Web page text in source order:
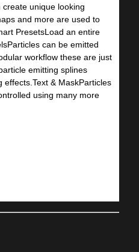
unique looking
and more are used to
PresetsLoad an entire
can be emitted
workflow these are just
emitting splines
& MaskParticles
using many more